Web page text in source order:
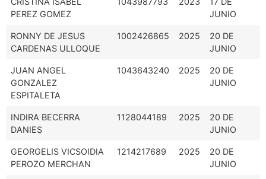
PEREZ GOMEZ
JUNIO
RONNY DE JESUS
CARDENAS ULLOQUE
1002426865 2025
20 DE
JUNIO
JUAN ANGEL
GONZALEZ
ESPITALETA
1043643240 2025
20 DE
JUNIO
INDIRA BECERRA
DANIES
1128044189 2025
20 DE
JUNIO
GEORGELIS VICSOIDIA
PEROZO MERCHAN
1214217689 2025
20 DE
JUNIO